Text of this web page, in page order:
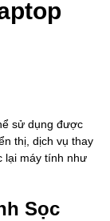
sử dụng được
thị, dịch vụ thay
lại máy tính như
Sọc